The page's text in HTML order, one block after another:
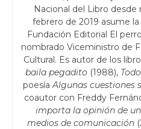
Nacional del Libro
febrero de 2019 asume
Fundación Editorial El
nombrado Viceministro de
Cultural. Es autor de los
baila pegadito (1988),
poesíaAlgunas cuestiones
coautor con Freddy
importa la opinión de
medios de comunicación